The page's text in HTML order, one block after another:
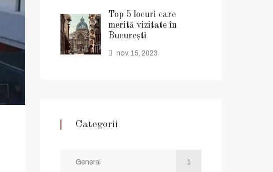
Top 5 locuri care
merită vizitate în
București
nov. 15, 2023
Categorii
General 1